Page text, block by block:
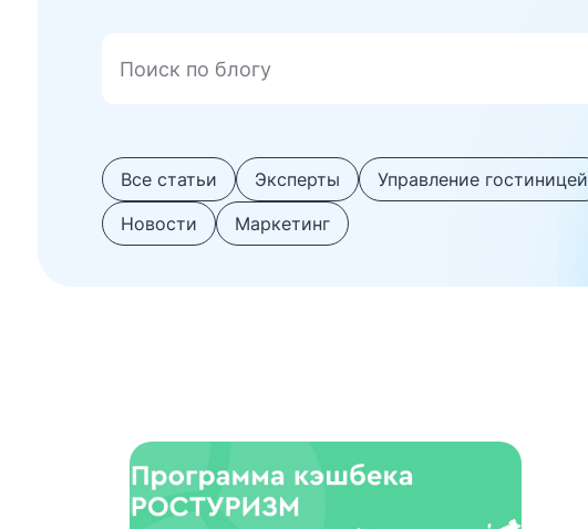
Все статьи Эксперты
Управление гостиницей
Новости
Маркетинг